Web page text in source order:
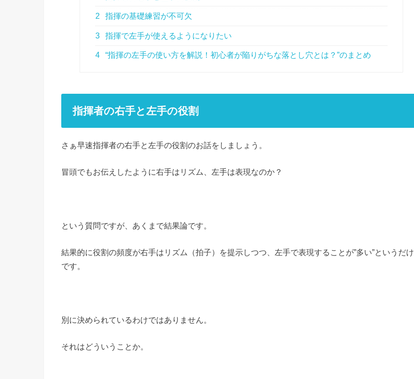
2 指揮の基礎練習が不可欠
3 指揮で左手が使えるようになりたい
4 “指揮の左手の使い方を解説！初心者が陥りがちな落とし穴とは？”のまとめ
指揮者の右手と左手の役割
さぁ早速指揮者の右手と左手の役割のお話をしましょう。
冒頭でもお伝えしたように右手はリズム、左手は表現なのか？
という質問ですが、あくまで結果論です。
結果的に役割の頻度が右手はリズム（拍子）を提示しつつ、左手で表現することが”多い”というだけ
です。
別に決められているわけではありません。
それはどういうことか。